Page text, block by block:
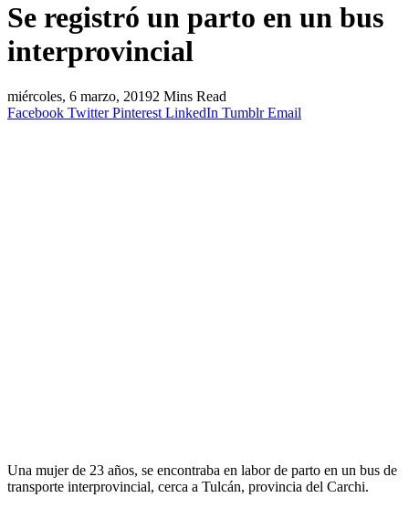
Se registró un parto en un bus
interprovincial
miércoles, 6 marzo, 20192 Mins Read
Facebook Twitter Pinterest LinkedIn Tumblr Email
Una mujer de 23 años, se encontraba en labor de parto en un bus de
transporte interprovincial, cerca a Tulcán, provincia del Carchi.